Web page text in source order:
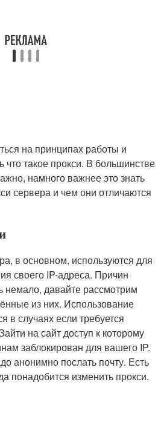
на принципах работы и
что такое прокси. В большинстве
намного важнее это знать
сервера и чем они отличаются
в основном, используются для
своего IP-адреса. Причин
немало, давайте рассмотрим
из них. Использование
в случаях если требуется
на сайт доступ к которому
заблокирован для вашего IP.
анонимно послать почту. Есть
понадобится изменить прокси.